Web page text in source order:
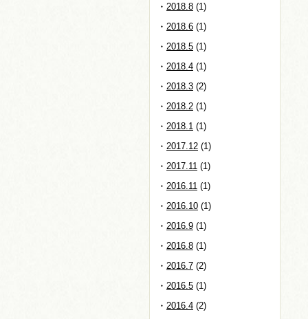
2018.8 (1)
2018.6 (1)
2018.5 (1)
2018.4 (1)
2018.3 (2)
2018.2 (1)
2018.1 (1)
2017.12 (1)
2017.11 (1)
2016.11 (1)
2016.10 (1)
2016.9 (1)
2016.8 (1)
2016.7 (2)
2016.5 (1)
2016.4 (2)